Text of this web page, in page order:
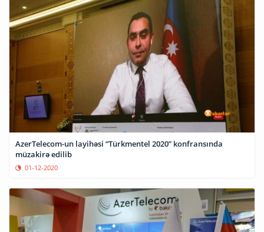
AzerTelecom-un layihəsi “Türkmentel 2020” konfransında
müzakirə edilib
01-12-2020